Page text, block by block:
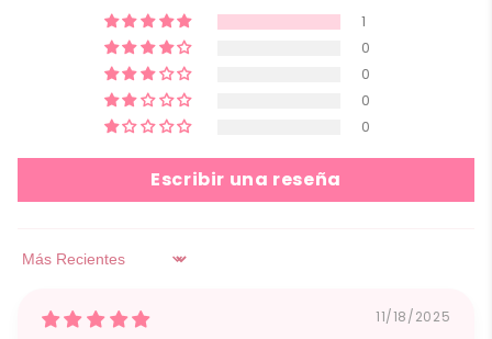
1
0
0
0
0
Escribir una reseña
Sort by
11/18/2025